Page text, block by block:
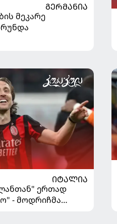
ᲒᲔᲠᲛᲐᲜᲘᲐ
მეკარე
ᲘᲢᲐᲚᲘᲐ
ერთად
- მოდრიჩმა